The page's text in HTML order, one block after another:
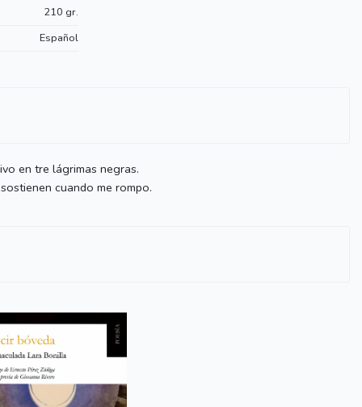
210 gr.
Español
en tre lágrimas negras.
cuando me rompo.